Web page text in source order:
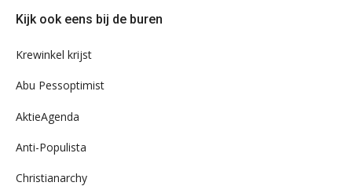
ons
Kijk ook eens bij de buren
Krewinkel krijst
Abu Pessoptimist
AktieAgenda
Anti-Populista
Christianarchy